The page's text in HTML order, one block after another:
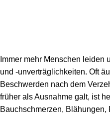
Immer mehr Menschen leiden
und -unverträglichkeiten. Oft
Beschwerden nach dem
früher als Ausnahme galt, ist
Bauchschmerzen,